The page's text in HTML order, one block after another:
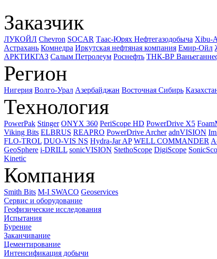
Заказчик
ЛУКОЙЛ Chevron SOCAR Таас-Юрях Нефтегазодобыча Xibu-
Астрахань Комнедра Иркутская нефтяная компания Емир-Ойл
АРКТИКГАЗ Салым Петролеум Роснефть ТНК-ВР
Регион
Нигерия Волго-Урал Азербайджан Восточная Сибирь
Технология
PowerPak Stinger ONYX 360 PeriScope HD PowerDrive X5
Viking Bits ELBRUS REAPRO PowerDrive Archer adnVISION
FLO-TROL DUO-VIS NS Hydra-Jar AP WELL COMMANDER
GeoSphere i-DRILL sonicVISION StethoScope DigiScope
Kinetic
Компания
Smith Bits M-I SWACO Geoservices
Сервис и оборудование
Геофизические исследования
Испытания
Бурение
Заканчивание
Цементирование
Интенсификация добычи